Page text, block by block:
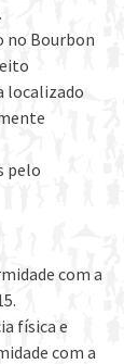
no Bourbon
localizado
pelo
com a
física e
com a